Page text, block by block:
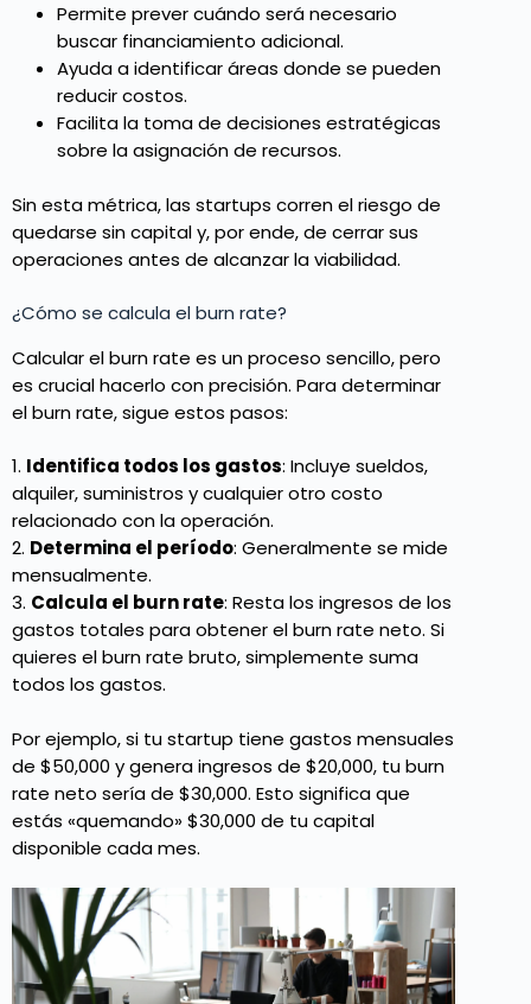
Permite prever cuándo será necesario
buscar financiamiento adicional.
Ayuda a identificar áreas donde se pueden
reducir costos.
Facilita la toma de decisiones estratégicas
sobre la asignación de recursos.
Sin esta métrica, las startups corren el riesgo de
quedarse sin capital y, por ende, de cerrar sus
operaciones antes de alcanzar la viabilidad.
¿Cómo se calcula el burn rate?
Calcular el burn rate es un proceso sencillo, pero
es crucial hacerlo con precisión. Para determinar
el burn rate, sigue estos pasos:
1. Identifica todos los gastos: Incluye sueldos,
alquiler, suministros y cualquier otro costo
relacionado con la operación.
2. Determina el período: Generalmente se mide
mensualmente.
3. Calcula el burn rate: Resta los ingresos de los
gastos totales para obtener el burn rate neto. Si
quieres el burn rate bruto, simplemente suma
todos los gastos.
Por ejemplo, si tu startup tiene gastos mensuales
de $50,000 y genera ingresos de $20,000, tu burn
rate neto sería de $30,000. Esto significa que
estás «quemando» $30,000 de tu capital
disponible cada mes.